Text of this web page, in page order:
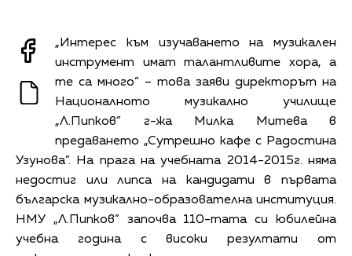
„Интерес към изучаването на музикален
инструмент имат талантливите хора, а
те са много” – това заяви директорът на
Националното музикално училище
„Л.Пипков” г-жа Милка Митева в
предаването „Сутрешно кафе с Радостина
Узунова”. На прага на учебната 2014-2015г. няма
недостиг или липса на кандидати в първата
българска музикално-образователна институция.
НМУ „Л.Пипков” започва 110-тата си юбилейна
учебна година с високи резултати от